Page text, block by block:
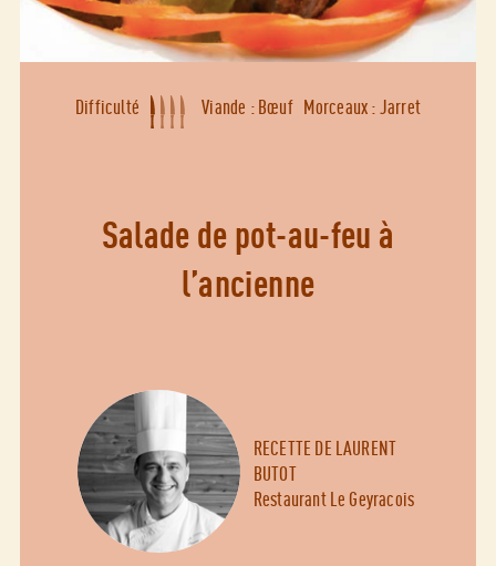
Difficulté Viande : Bœuf Morceaux : Jarret
Salade de pot-au-feu à
l’ancienne
RECETTE DE LAURENT
BUTOT
Restaurant Le Geyracois